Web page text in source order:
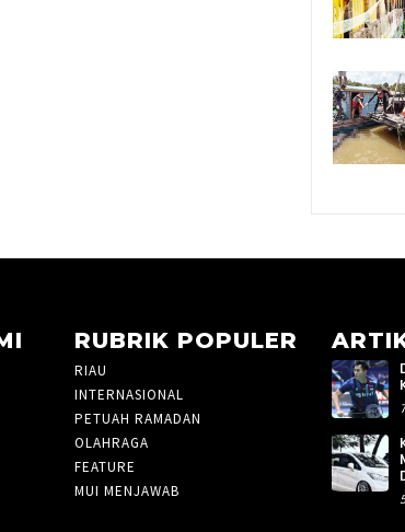
RUBRIK POPULER
RIAU
INTERNASIONAL
PETUAH RAMADAN
OLAHRAGA
FEATURE
MUI MENJAWAB